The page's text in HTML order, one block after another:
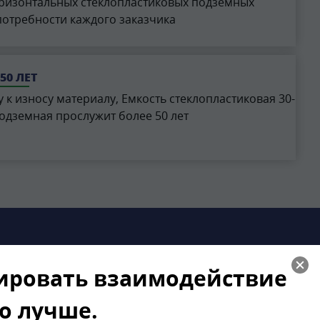
каждого заказчика
ЛЕТ
износу материалу, Емкость стеклопластиковая 30-
прослужит более 50 лет
взаимодействие
лучше.